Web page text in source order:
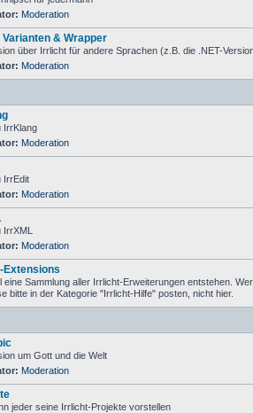
Moderation
Varianten & Wrapper
über Irrlicht für andere Sprachen (z.B. die .NET-
Moderation
IrrKlang
Moderation
IrrEdit
Moderation
Moderation
Extensions
eine Sammlung aller Irrlicht-Erweiterungen entstehen.
bitte in der Kategorie "Irrlicht-Hilfe" posten, nicht hier.
um Gott und die Welt
Moderation
jeder seine Irrlicht-Projekte vorstellen